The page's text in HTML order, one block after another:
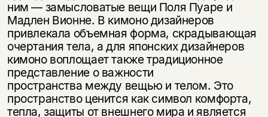
ним — замысловатые вещи Поля Пуаре и
Мадлен Вионне. В кимоно дизайнеров
привлекала объемная форма, скрадывающая
очертания тела, а для японских дизайнеров
кимоно воплощает также традиционное
представление о важности
пространства между вещью и телом. Это
пространство ценится как символ комфорта,
тепла, защиты от внешнего мира и является